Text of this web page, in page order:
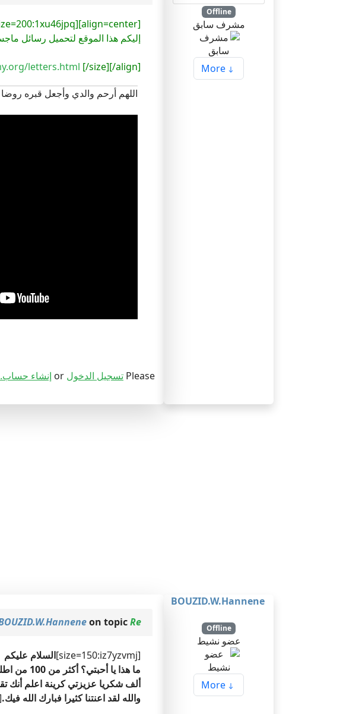
Offline
مشرف سابق
More
[align=center][size=200:1xu46jpq]السلام عليكم ورحمة الله
إليكم هذا الموقع لتحميل رسائل
letters.html [/size][/align]
اللهم أرحم والدي وأجعل قبره
Please تسجيل الدخول إنشاء
BOUZID.W.Hannene
Offline
عضو نشيط
More
on topicRe: موقع لتحميل رسائل ماجستير متنوعة
[size=150:iz7yzvmj]
السلام عليكم
ما هذا يا أحبتي؟ أكثر من 100 من اطلعوا على الموضوع ولا كلمة شكر واحدة ؟؟؟؟؟؟؟؟؟؟؟؟؟؟؟؟؟؟؟؟؟؟؟
ألف شكريا عزيزتي كرينة اعلم أنك
والله لقد اعنتنا كثيرا فبارك الله فيك.